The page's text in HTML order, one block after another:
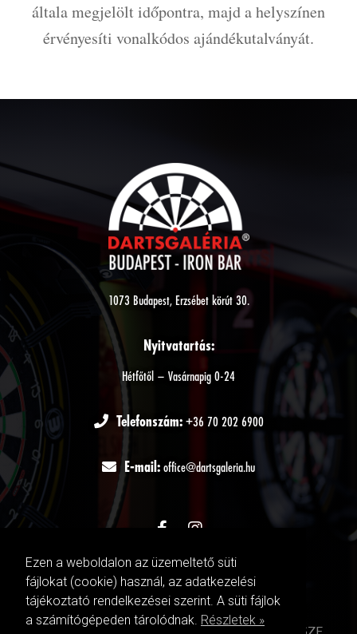
általa megjelölt időpontra, majd a helyszínen
érvényesíti vonalkódos ajándékutalványát.
1073 Budapest, Erzsébet körút 30.
Nyitvatartás:
Hétfőtől – Vasárnapig 0-24
Telefonszám: +36 70 202 6900
E-mail: office@dartsgaleria.hu
DARTSGALERIA Adatkezelési tájékoztató ÁSZF
Ezen a weboldalon az üzemeltető süti
fájlokat (cookie) használ, az adatkezelési
tájékoztató rendelkezései szerint. A süti fájlok
a számítógépeden tárolódnak. Részletek »